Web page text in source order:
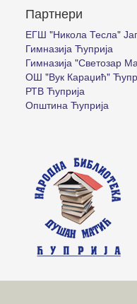
Партнери
ЕГШ "Никола Тесла"
Гимназија Ћуприја
Гимназија "Светозар
ОШ "Вук Караџић"
РТВ Ћуприја
Општина Ћуприја